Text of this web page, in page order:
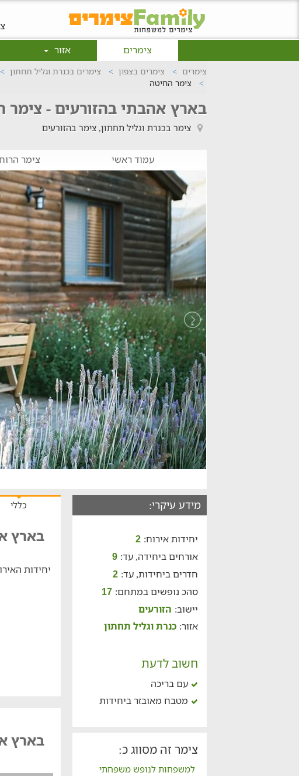
צימרים
אזור
צימרים צימרים בצפון צימרים בכנרת וגליל תחתון
צימר החיטה
בארץ אהבתי בהזורעים - צימר
צימר בכנרת וגליל תחתון, צימר בהזורעים
עמוד ראשי צימר
מידע עיקרי:
יחידות אירוח: 2
אורחים ביחידה, עד: 9
חדרים ביחידות, עד: 2
סהכ נופשים במתחם: 17
יישוב: הזורעים
אזור: כנרת וגליל תחתון
חשוב לדעת
עם בריכה
מטבח מאובזר ביחידות
צימר זה מסווג כ:
למשפחות לנופש משפחתי
כללי
בארץ
יחידות
בארץ